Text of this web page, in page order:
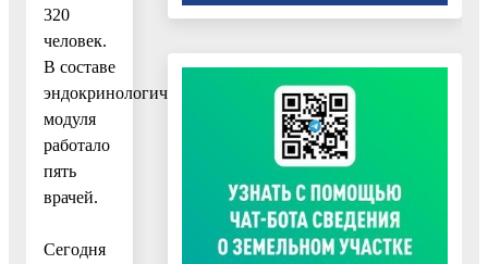
320
человек.
В составе
эндокринологического
модуля
работало
пять
врачей.
Сегодня